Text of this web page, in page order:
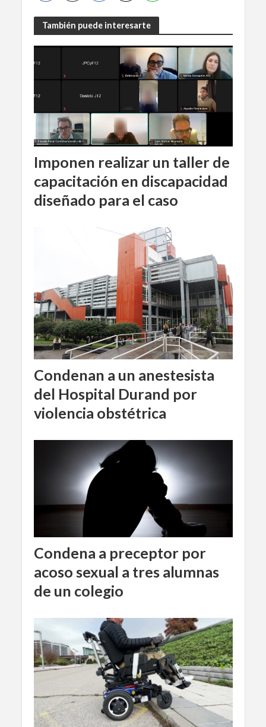
También puede interesarte
Imponen realizar un taller de
capacitación en discapacidad
diseñado para el caso
Condenan a un anestesista
del Hospital Durand por
violencia obstétrica
Condena a preceptor por
acoso sexual a tres alumnas
de un colegio